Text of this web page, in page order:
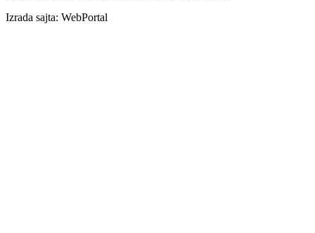
Izrada sajta: WebPortal